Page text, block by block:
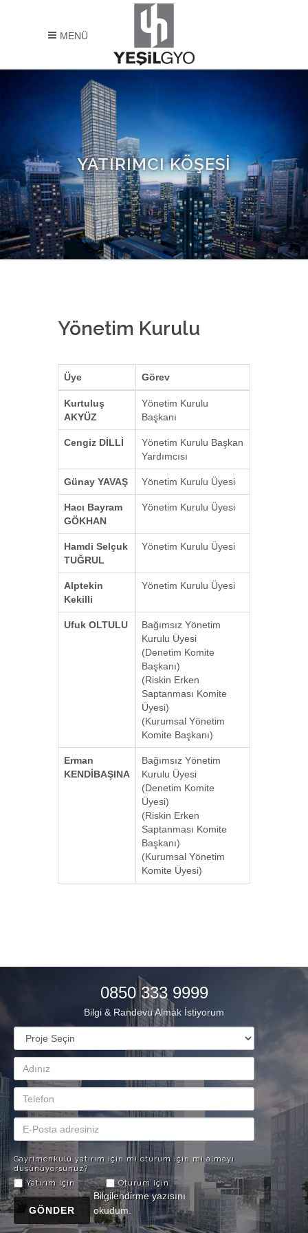
MENÜ
YATIRIMCI KÖŞESİ
Yönetim Kurulu
Üye Görev
Kurtuluş
AKYÜZ
Yönetim Kurulu
Başkanı
Cengiz DİLLİ
Yönetim Kurulu Başkan
Yardımcısı
Günay YAVAŞ Yönetim Kurulu Üyesi
Hacı Bayram
GÖKHAN
Yönetim Kurulu Üyesi
Hamdi Selçuk
TUĞRUL
Yönetim Kurulu Üyesi
Alptekin
Kekilli
Yönetim Kurulu Üyesi
Ufuk OLTULU
Bağımsız Yönetim
Kurulu Üyesi
(Denetim Komite
Başkanı)
(Riskin Erken
Saptanması Komite
Üyesi)
(Kurumsal Yönetim
Komite Başkanı)
Erman
KENDİBAŞINA
Bağımsız Yönetim
Kurulu Üyesi
(Denetim Komite
Üyesi)
(Riskin Erken
Saptanması Komite
Başkanı)
(Kurumsal Yönetim
Komite Üyesi)
0850 333 9999
Bilgi & Randevu Almak İstiyorum
Gayrimenkulü yatırım için mi oturum için mi almayı
düşünüyorsunuz?
Yatırım için
Oturum için
GÖNDER
Bilgilendirme yazısını
okudum.